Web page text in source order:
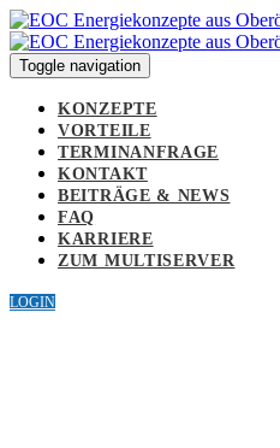
Links
überspringen
Zur
primären
Navigation
springen
Zum
Inhalt
springen
Toggle navigation
KONZEPTE
VORTEILE
TERMINANFRAGE
KONTAKT
BEITRÄGE & NEWS
FAQ
KARRIERE
ZUM MULTISERVER
LOGIN